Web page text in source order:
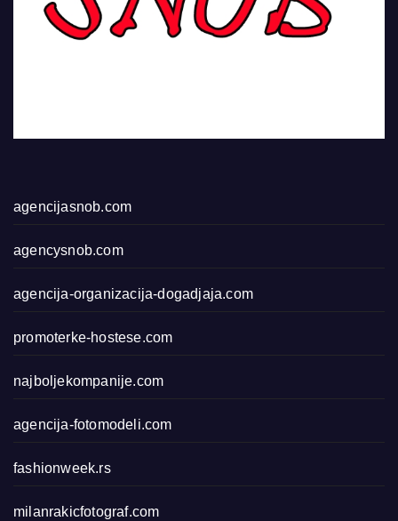
agencijasnob.com
agencysnob.com
agencija-organizacija-dogadjaja.com
promoterke-hostese.com
najboljekompanije.com
agencija-fotomodeli.com
fashionweek.rs
milanrakicfotograf.com